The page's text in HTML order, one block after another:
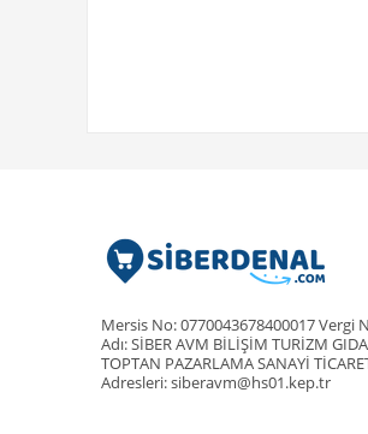
Mersis No: 0770043678400017 Vergi
Adı: SİBER AVM BİLİŞİM TURİZM
TOPTAN PAZARLAMA SANAYİ
Adresleri: siberavm@hs01.kep.tr